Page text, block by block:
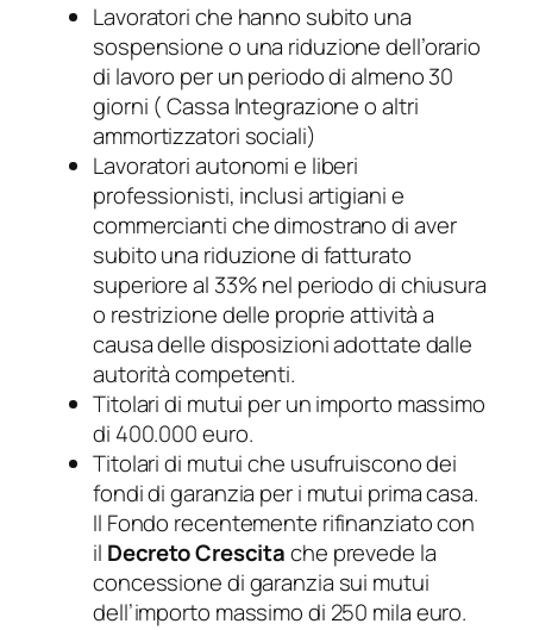
Lavoratori che hanno subito una
sospensione o una riduzione dell’orario
di lavoro per un periodo di almeno 30
giorni ( Cassa Integrazione o altri
ammortizzatori sociali)
Lavoratori autonomi e liberi
professionisti, inclusi artigiani e
commercianti che dimostrano di aver
subito una riduzione di fatturato
superiore al 33% nel periodo di chiusura
o restrizione delle proprie attività a
causa delle disposizioni adottate dalle
autorità competenti.
Titolari di mutui per un importo massimo
di 400.000 euro.
Titolari di mutui che usufruiscono dei
fondi di garanzia per i mutui prima casa.
Il Fondo recentemente rifinanziato con
il Decreto Crescitache prevede la
concessione di garanzia sui mutui
dell’importo massimo di 250 mila euro.